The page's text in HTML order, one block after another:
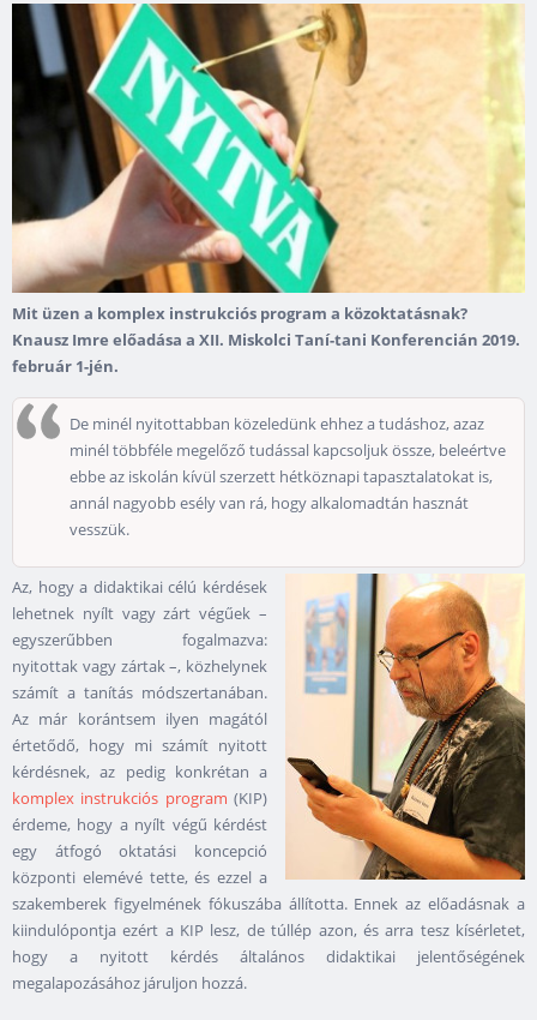
Mit üzen a komplex instrukciós program a közoktatásnak?
Knausz Imre előadása a XII. Miskolci Taní-tani Konferencián 2019.
február 1-jén.
De minél nyitottabban közeledünk ehhez a tudáshoz, azaz
minél többféle megelőző tudással kapcsoljuk össze, beleértve
ebbe az iskolán kívül szerzett hétköznapi tapasztalatokat is,
annál nagyobb esély van rá, hogy alkalomadtán hasznát
vesszük.
Az, hogy a didaktikai célú kérdések
lehetnek nyílt vagy zárt végűek –
egyszerűbben fogalmazva:
nyitottak vagy zártak –, közhelynek
számít a tanítás módszertanában.
Az már korántsem ilyen magától
értetődő, hogy mi számít nyitott
kérdésnek, az pedig konkrétan a
komplex instrukciós program (KIP)
érdeme, hogy a nyílt végű kérdést
egy átfogó oktatási koncepció
központi elemévé tette, és ezzel a
szakemberek figyelmének fókuszába állította. Ennek az előadásnak a
kiindulópontja ezért a KIP lesz, de túllép azon, és arra tesz kísérletet,
hogy a nyitott kérdés általános didaktikai jelentőségének
megalapozásához járuljon hozzá.